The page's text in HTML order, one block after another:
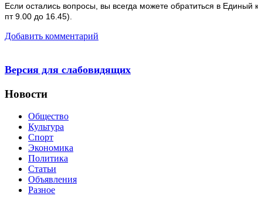
Если остались вопросы, вы всегда можете обратиться в
пт 9.00 до 16.45).
Добавить комментарий
Версия для слабовидящих
Новости
Общество
Культура
Спорт
Экономика
Политика
Статьи
Объявления
Разное